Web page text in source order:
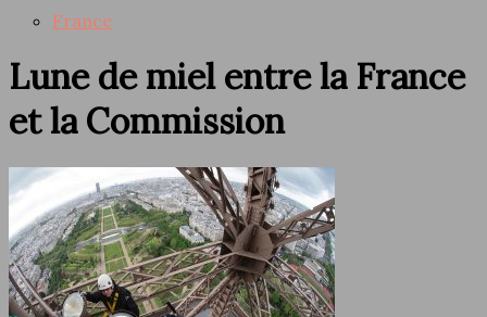
France
Lune de miel entre la France
et la Commission